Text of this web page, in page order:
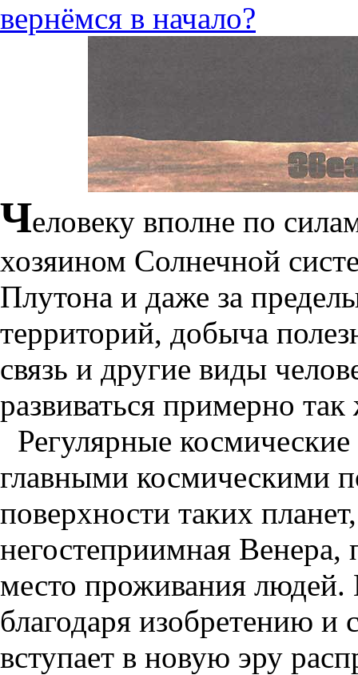
вернёмся в начало?
Человеку вполне по
хозяином Солнечной
Плутона и даже за
территорий, добыча
связь и другие виды
развиваться примерно
Регулярные
главными космическими
поверхности таких
негостеприимная Венера,
место проживания людей.
благодаря изобретению и
вступает в новую эру